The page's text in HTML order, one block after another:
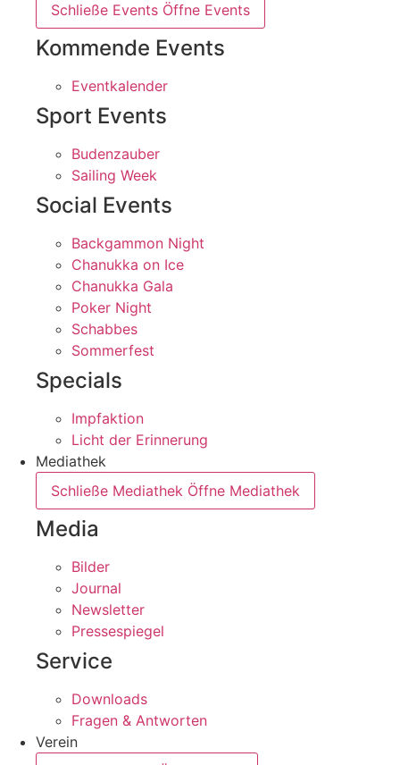
Schließe Events Öffne Events
Kommende Events
Eventkalender
Sport Events
Budenzauber
Sailing Week
Social Events
Backgammon Night
Chanukka on Ice
Chanukka Gala
Poker Night
Schabbes
Sommerfest
Specials
Impfaktion
Licht der Erinnerung
Mediathek
Schließe Mediathek Öffne Mediathek
Media
Bilder
Journal
Newsletter
Pressespiegel
Service
Downloads
Fragen & Antworten
Verein